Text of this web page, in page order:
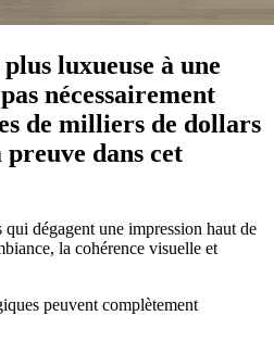
luxueuse à une
nécessairement
de milliers de dollars
dans cet
dégagent une impression haut de
la cohérence visuelle et
peuvent complètement